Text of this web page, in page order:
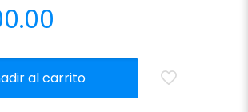
al carrito